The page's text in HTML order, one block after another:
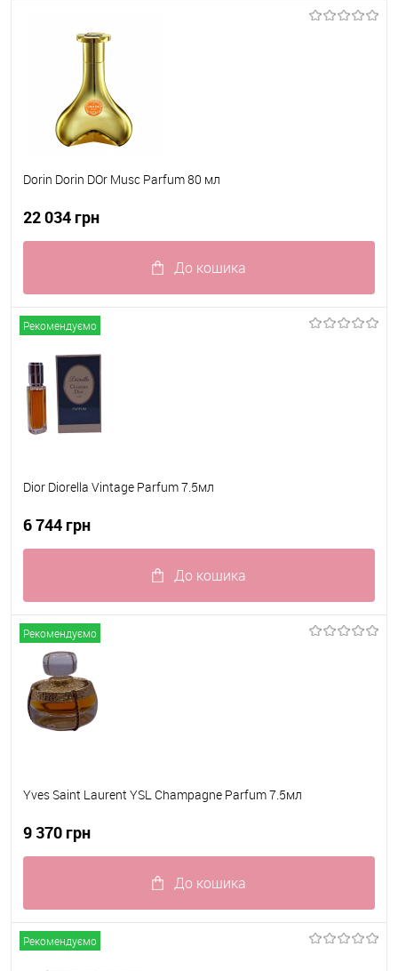
Dorin Dorin DOr Musc Parfum 80 мл
22 034 грн
До кошика
До обраного
Рекомендуємо
Dior Diorella Vintage Parfum 7.5мл
6 744 грн
До кошика
До обраного
Рекомендуємо
Yves Saint Laurent YSL Champagne Parfum 7.5мл
9 370 грн
До кошика
До обраного
Рекомендуємо